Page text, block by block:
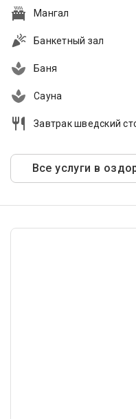
Мангал
Банкетный зал
Баня
Сауна
Завтрак шведский
Все услуги в